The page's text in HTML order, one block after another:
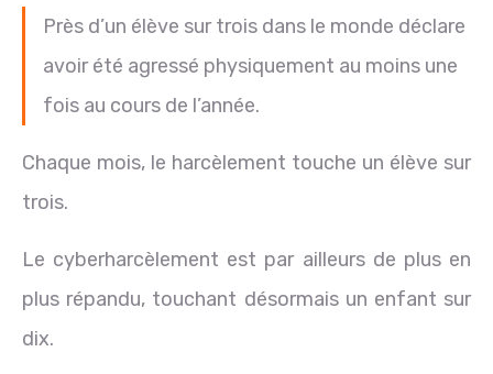
Près d’un élève sur trois dans le monde déclare
avoir été agressé physiquement au moins une
fois au cours de l’année.
Chaque mois, le harcèlement touche un élève sur
trois.
Le cyberharcèlement est par ailleurs de plus en
plus répandu, touchant désormais un enfant sur
dix.